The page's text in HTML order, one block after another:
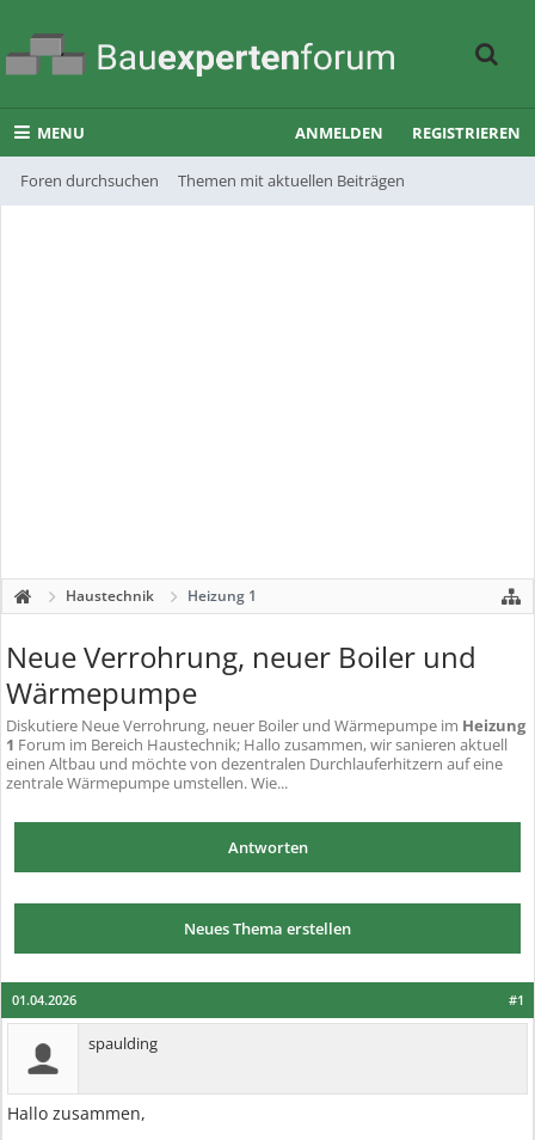
MENU
Foren durchsuchen Themen mit aktuellen Beiträgen
ANMELDEN REGISTRIEREN
Haustechnik Heizung 1
Neue Verrohrung, neuer Boiler und
Wärmepumpe
Diskutiere Neue Verrohrung, neuer Boiler und Wärmepumpe im Heizung
1 Forum im Bereich Haustechnik; Hallo zusammen, wir sanieren aktuell
einen Altbau und möchte von dezentralen Durchlauferhitzern auf eine
zentrale Wärmepumpe umstellen. Wie...
Antworten
Neues Thema erstellen
#1
01.04.2026
spaulding
Hallo zusammen,